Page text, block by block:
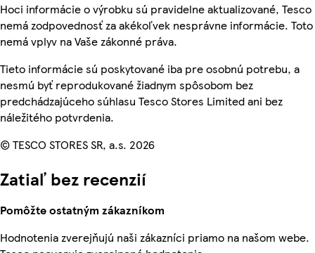
Hoci informácie o výrobku sú pravidelne aktualizované, Tesco
nemá zodpovednosť za akékoľvek nesprávne informácie. Toto
nemá vplyv na Vaše zákonné práva.
Tieto informácie sú poskytované iba pre osobnú potrebu, a
nesmú byť reprodukované žiadnym spôsobom bez
predchádzajúceho súhlasu Tesco Stores Limited ani bez
náležitého potvrdenia.
© TESCO STORES SR, a.s. 2026
Zatiaľ bez recenzií
Pomôžte ostatným zákazníkom
Hodnotenia zverejňujú naši zákazníci priamo na našom webe.